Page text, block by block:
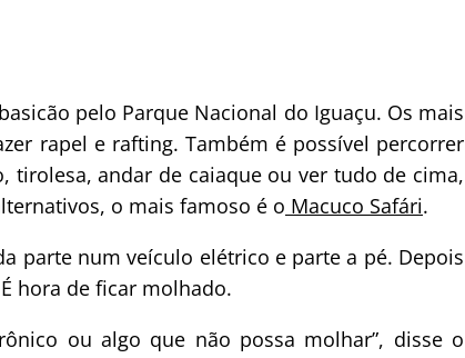
pelo Parque Nacional do Iguaçu. Os mais
rapel e rafting. Também é possível percorrer
tirolesa, andar de caiaque ou ver tudo de cima,
o mais famoso é o Macuco Safári.
parte num veículo elétrico e parte a pé. Depois
hora de ficar molhado.
ou algo que não possa molhar”, disse o